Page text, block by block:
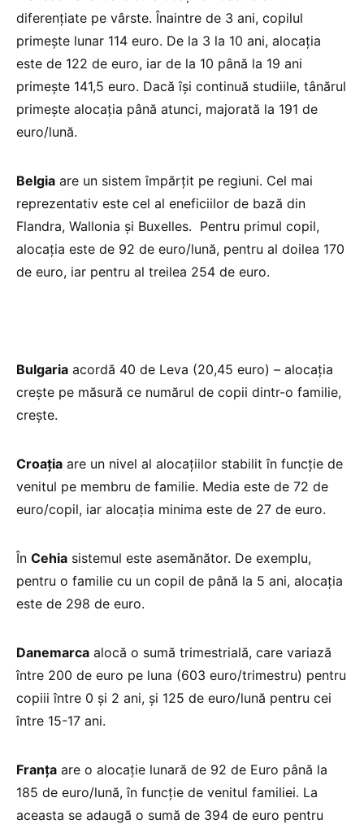
diferențiate pe vârste. Înaintre de 3 ani, copilul
primește lunar 114 euro. De la 3 la 10 ani, alocația
este de 122 de euro, iar de la 10 până la 19 ani
primește 141,5 euro. Dacă își continuă studiile, tânărul
primește alocația până atunci, majorată la 191 de
euro/lună.
Belgia are un sistem împărțit pe regiuni. Cel mai
reprezentativ este cel al eneficiilor de bază din
Flandra, Wallonia și Buxelles. Pentru primul copil,
alocația este de 92 de euro/lună, pentru al doilea 170
de euro, iar pentru al treilea 254 de euro.
Bulgaria acordă 40 de Leva (20,45 euro) – alocația
crește pe măsură ce numărul de copii dintr-o familie,
crește.
Croația are un nivel al alocațiilor stabilit în funcție de
venitul pe membru de familie. Media este de 72 de
euro/copil, iar alocația minima este de 27 de euro.
În Cehia sistemul este asemănător. De exemplu,
pentru o familie cu un copil de până la 5 ani, alocația
este de 298 de euro.
Danemarca alocă o sumă trimestrială, care variază
între 200 de euro pe luna (603 euro/trimestru) pentru
copiii între 0 și 2 ani, și 125 de euro/lună pentru cei
între 15-17 ani.
Franța are o alocație lunară de 92 de Euro până la
185 de euro/lună, în funcție de venitul familiei. La
aceasta se adaugă o sumă de 394 de euro pentru